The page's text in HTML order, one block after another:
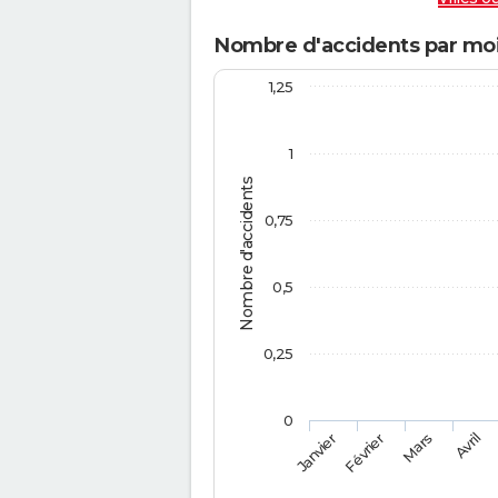
Nombre d'accidents par
Nombre d'accidents
JanvierFévrier Mars Avril
0
1
0,25
0,5
0,75
1,25